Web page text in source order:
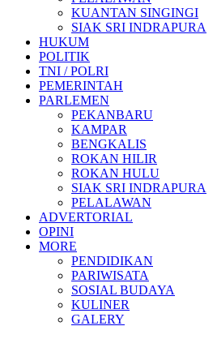
KUANTAN SINGINGI
SIAK SRI INDRAPURA
HUKUM
POLITIK
TNI / POLRI
PEMERINTAH
PARLEMEN
PEKANBARU
KAMPAR
BENGKALIS
ROKAN HILIR
ROKAN HULU
SIAK SRI INDRAPURA
PELALAWAN
ADVERTORIAL
OPINI
MORE
PENDIDIKAN
PARIWISATA
SOSIAL BUDAYA
KULINER
GALERY